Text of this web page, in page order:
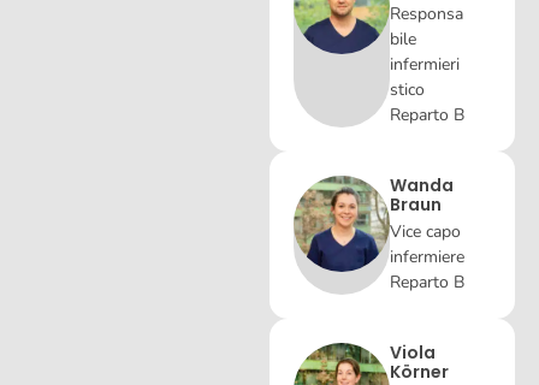
Responsa
bile
infermieri
stico
Reparto B
Wanda
Braun
Vice capo
infermiere
Reparto B
Viola
Körner